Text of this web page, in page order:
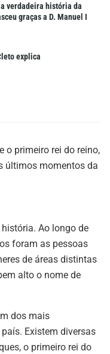
verdadeira história da
graças a D. Manuel I
explica
o primeiro rei do reino,
últimos momentos da
Ao longo de
foram as pessoas
de áreas distintas
alto o nome de
dos mais
Existem diversas
o primeiro rei do